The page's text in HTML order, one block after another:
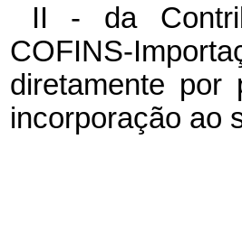
II - da
COFINS-
diretamente por
incorporação ao